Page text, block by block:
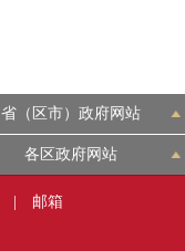
省（区市）政府网站
各区政府网站
邮箱